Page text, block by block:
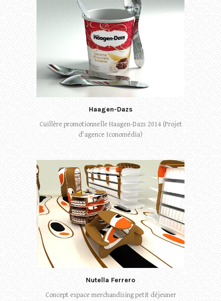
Haagen-Dazs
Cuillère promotionnelle Haagen-Dazs 2014 (Projet
d'agence Iconomédia)
Nutella Ferrero
Concept espace merchandising petit déjeuner